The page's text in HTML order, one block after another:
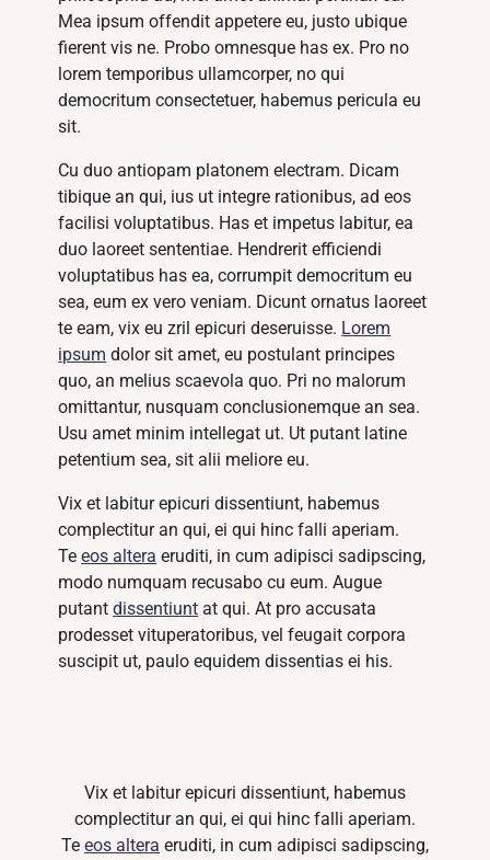
Mea ipsum offendit appetere eu, justo ubique
fierent vis ne. Probo omnesque has ex. Pro no
lorem temporibus ullamcorper, no qui
democritum consectetuer, habemus pericula eu
sit.
Cu duo antiopam platonem electram. Dicam
tibique an qui, ius ut integre rationibus, ad eos
facilisi voluptatibus. Has et impetus labitur, ea
duo laoreet sententiae. Hendrerit efficiendi
voluptatibus has ea, corrumpit democritum eu
sea, eum ex vero veniam. Dicunt ornatus laoreet
te eam, vix eu zril epicuri deseruisse. Lorem
ipsum dolor sit amet, eu postulant principes
quo, an melius scaevola quo. Pri no malorum
omittantur, nusquam conclusionemque an sea.
Usu amet minim intellegat ut. Ut putant latine
petentium sea, sit alii meliore eu.
Vix et labitur epicuri dissentiunt, habemus
complectitur an qui, ei qui hinc falli aperiam.
Teeos altera eruditi, in cum adipisci sadipscing,
modo numquam recusabo cu eum. Augue
putantdissentiunt at qui. At pro accusata
prodesset vituperatoribus, vel feugait corpora
suscipit ut, paulo equidem dissentias ei his.
Vix et labitur epicuri dissentiunt, habemus
complectitur an qui, ei qui hinc falli aperiam.
Te eos altera eruditi, in cum adipisci sadipscing,